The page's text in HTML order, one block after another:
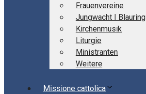
Frauenvereine
Jungwacht I Blauring
Kirchenmusik
Liturgie
Ministranten
Weitere
Missione cattolica